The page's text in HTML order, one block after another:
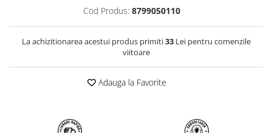
Cod Produs: 8799050110
La achizitionarea acestui produs primiti33Lei pentru comenzile
viitoare
Adauga la Favorite